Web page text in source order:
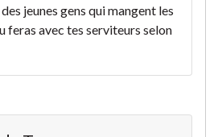
jeunes gens qui mangent les
feras avec tes serviteurs selon